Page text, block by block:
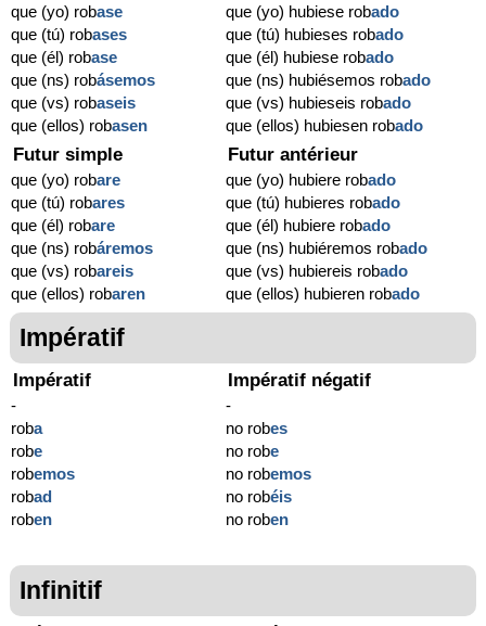
que (yo) robase
que (tú) robases
que (él) robase
que (ns) robásemos
que (vs) robaseis
que (ellos) robasen
que (yo) hubiese robado
que (tú) hubieses robado
que (él) hubiese robado
que (ns) hubiésemos robado
que (vs) hubieseis robado
que (ellos) hubiesen robado
Futur simple
que (yo) robare
que (tú) robares
que (él) robare
que (ns) robáremos
que (vs) robareis
que (ellos) robaren
Futur antérieur
que (yo) hubiere robado
que (tú) hubieres robado
que (él) hubiere robado
que (ns) hubiéremos robado
que (vs) hubiereis robado
que (ellos) hubieren robado
Impératif
Impératif
-
roba
robe
robemos
robad
roben
Impératif négatif
-
no robes
no robe
no robemos
no robéis
no roben
Infinitif